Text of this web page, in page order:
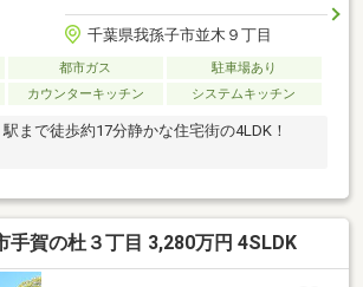
千葉県我孫子市並木９丁目
都市ガス
駐車場あり
カウンターキッチン システムキッチン
まで徒歩約17分静かな住宅街の4LDK！
手賀の杜３丁目 3,280万円 4SLDK